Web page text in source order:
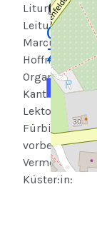
Liturgische
Leitung:
Marcus
Hoffmann
Organist:in:
Kantor:in:
Lektor:innen:
Fürbitten
vorbeten:
Vermeldungen:
Küster:in:
Karte